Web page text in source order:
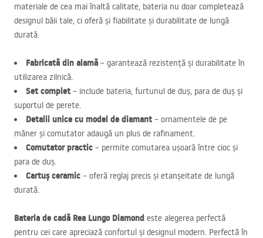
materiale de cea mai înaltă calitate, bateria nu doar completează
designul băii tale, ci oferă și fiabilitate și durabilitate de lungă
durată.
Fabricată din alamă – garantează rezistență și durabilitate în
utilizarea zilnică.
Set complet – include bateria, furtunul de duș, para de duș și
suportul de perete.
Detalii unice cu model de diamant – ornamentele de pe
mâner și comutator adaugă un plus de rafinament.
Comutator practic – permite comutarea ușoară între cioc și
para de duș.
Cartuș ceramic – oferă reglaj precis și etanșeitate de lungă
durată.
Bateria de cadă Rea Lungo Diamond este alegerea perfectă
pentru cei care apreciază confortul și designul modern. Perfectă în